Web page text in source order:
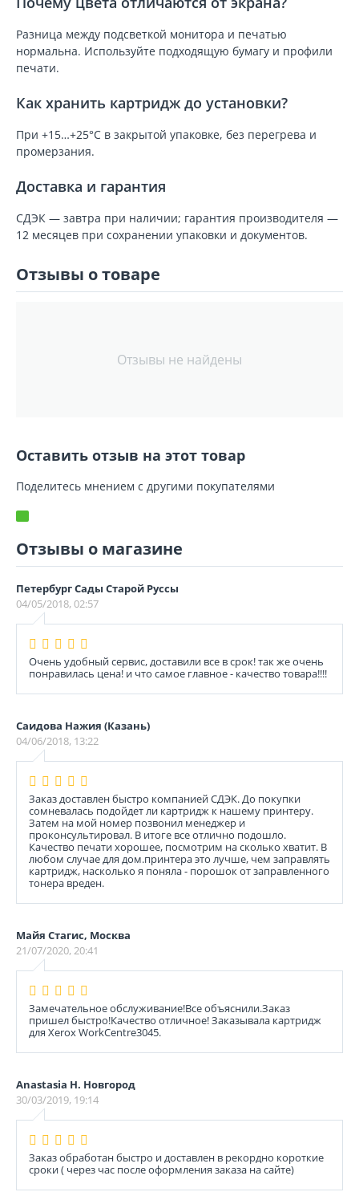
Разница между подсветкой монитора и печатью
нормальна. Используйте подходящую бумагу и профили
печати.
Как хранить картридж до установки?
При +15…+25°C в закрытой упаковке, без перегрева и
промерзания.
Доставка и гарантия
СДЭК — завтра при наличии; гарантия производителя —
12 месяцев при сохранении упаковки и документов.
Отзывы о товаре
Отзывы не найдены
Оставить отзыв на этот товар
Поделитесь мнением с другими покупателями
Отзывы о магазине
Петербург Сады Старой Руссы
04/05/2018, 02:57
Очень удобный сервис, доставили все в срок! так же очень
понравилась цена! и что самое главное - качество товара!!!!
Саидова Нажия (Казань)
04/06/2018, 13:22
Заказ доставлен быстро компанией СДЭК. До покупки
сомневалась подойдет ли картридж к нашему принтеру.
Затем на мой номер позвонил менеджер и
проконсультировал. В итоге все отлично подошло.
Качество печати хорошее, посмотрим на сколько хватит. В
любом случае для дом.принтера это лучше, чем заправлять
картридж, насколько я поняла - порошок от заправленного
тонера вреден.
Майя Стагис, Москва
21/07/2020, 20:41
Замечательное обслуживание!Все объяснили.Заказ
пришел быстро!Качество отличное! Заказывала картридж
для Xerox WorkCentre3045.
Anastasia Н. Новгород
30/03/2019, 19:14
Заказ обработан быстро и доставлен в рекордно короткие
сроки ( через час после оформления заказа на сайте)